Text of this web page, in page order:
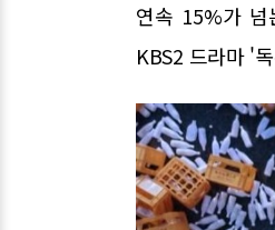
연속 15%가 넘
KBS2 드라마 '